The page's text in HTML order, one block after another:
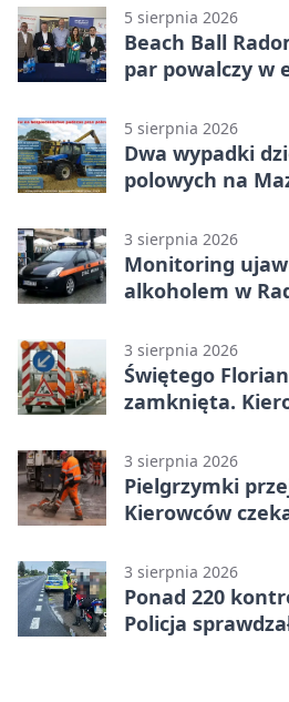
5 sierpnia 2026
Beach Ball
par powalczy w
5 sierpnia 2026
Dwa wypadki
polowych na
3 sierpnia 2026
Monitoring
alkoholem w
3 sierpnia 2026
Świętego
zamknięta.
3 sierpnia 2026
Pielgrzymki
Kierowców
3 sierpnia 2026
Ponad 220
Policja